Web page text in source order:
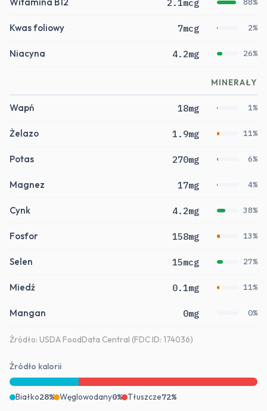
2.1mcg 88%
Kwas foliowy 7mcg 2%
Niacyna 4.2mg 26%
MINERAŁY
Wapń 18mg 1%
Żelazo 1.9mg 11%
Potas 270mg 6%
Magnez 17mg 4%
Cynk 4.2mg 38%
Fosfor 158mg 13%
Selen 15mcg 27%
Miedź 0.1mg 11%
Mangan 0mg 0%
Źródło: USDA FoodData Central (FDC ID: 174036)
Źródło kalorii
Białko28% Węglowodany0% Tłuszcze72%